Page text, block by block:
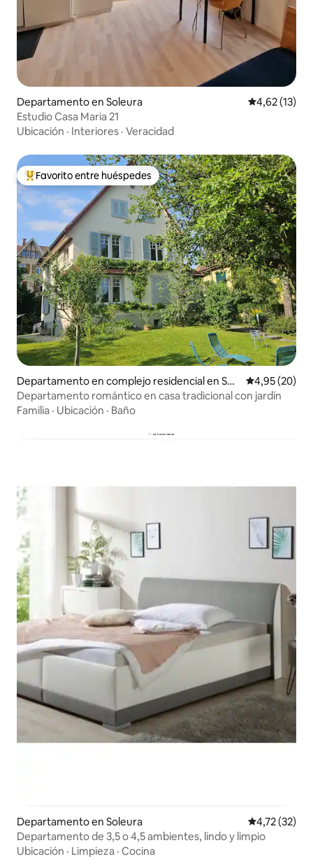
Departamento en Soleura Calificación
4,62 (13)
Estudio Casa Maria 21
Ubicación · Interiores · Veracidad
Favorito entre los huéspedes más destacados
Favorito entre huéspedes
Departamento en complejo residencial en Sol
eura
Calificación
4,95 (20)
Departamento romántico en casa tradicional con jardín
Familia · Ubicación · Baño
Departamento en Soleura Calificación
4,72 (32)
Departamento de 3,5 o 4,5 ambientes, lindo y limpio
Ubicación · Limpieza · Cocina